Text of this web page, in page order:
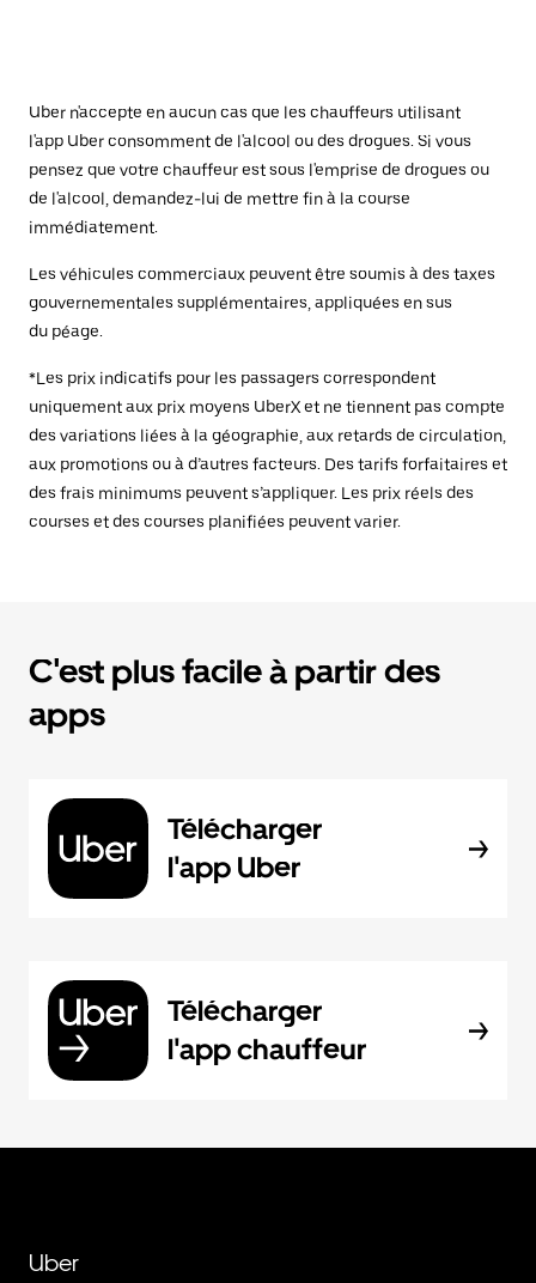
Uber n'accepte en aucun cas que les chauffeurs utilisant
l'app Uber consomment de l'alcool ou des drogues. Si vous
pensez que votre chauffeur est sous l'emprise de drogues ou
de l'alcool, demandez-lui de mettre fin à la course
immédiatement.
Les véhicules commerciaux peuvent être soumis à des taxes
gouvernementales supplémentaires, appliquées en sus
du péage.
*Les prix indicatifs pour les passagers correspondent
uniquement aux prix moyens UberX et ne tiennent pas compte
des variations liées à la géographie, aux retards de circulation,
aux promotions ou à d’autres facteurs. Des tarifs forfaitaires et
des frais minimums peuvent s’appliquer. Les prix réels des
courses et des courses planifiées peuvent varier.
C'est plus facile à partir des
apps
Télécharger
l'app Uber
Télécharger
l'app chauffeur
Uber